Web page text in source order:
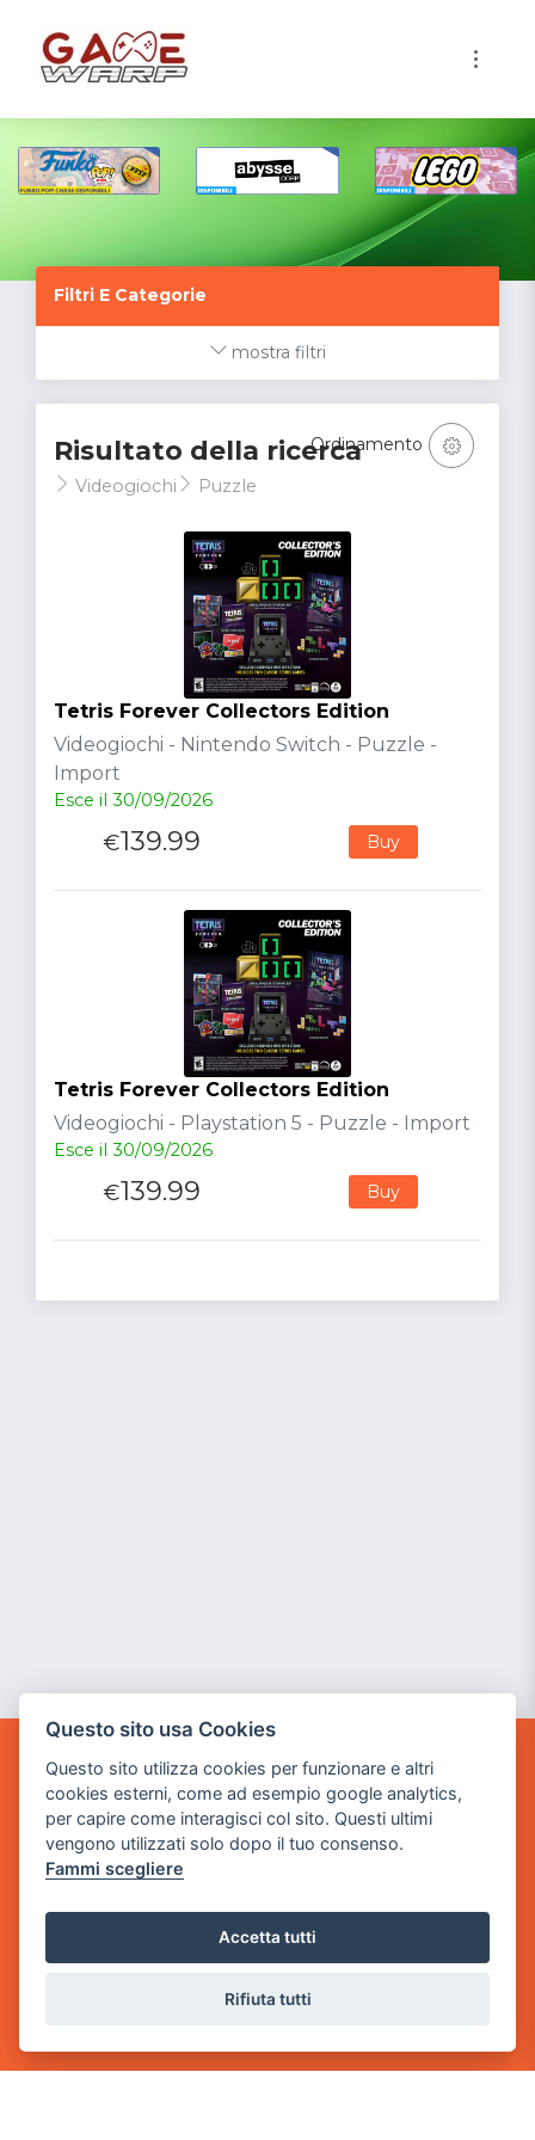
Filtri E Categorie
mostra filtri
Risultato della ricerca
Videogiochi Puzzle
Ordinamento
Tetris Forever Collectors Edition
Videogiochi - Nintendo Switch - Puzzle -
Import
Esce il 30/09/2026
€139.99 Buy
Tetris Forever Collectors Edition
Videogiochi - Playstation 5 - Puzzle - Import
Esce il 30/09/2026
€139.99 Buy
GAME WARP
BY POWER GAME SRL
Sede Legale
via Villaggio dei Platani, 3
via Industriale, 2 - 25082 Botticino, BS
Questo sito usa Cookies
Questo sito utilizza cookies per funzionare e altri
cookies esterni, come ad esempio google analytics,
per capire come interagisci col sito. Questi ultimi
vengono utilizzati solo dopo il tuo consenso.
Fammi scegliere
Accetta tutti
Rifiuta tutti